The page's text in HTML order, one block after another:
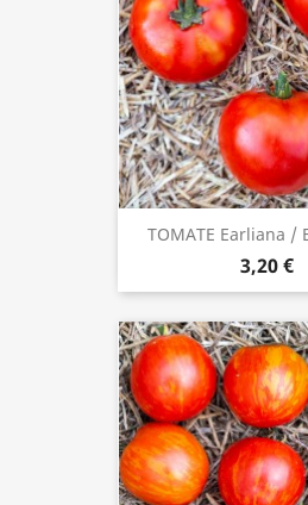
TOMATE Earliana /
3,20 €